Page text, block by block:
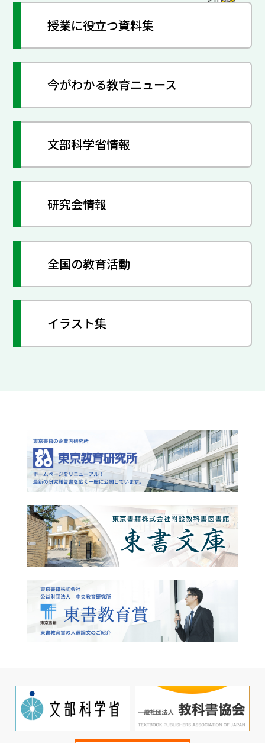
授業に役立つ資料集
今がわかる教育ニュース
文部科学省情報
研究会情報
全国の教育活動
イラスト集